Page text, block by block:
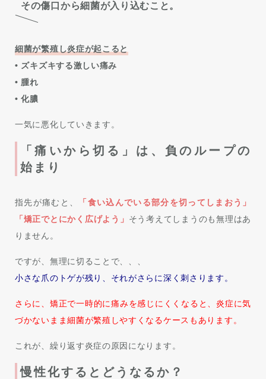
その傷口から細菌が入り込むこと。
細菌が繁殖し炎症が起こると
• ズキズキする激しい痛み
• 腫れ
• 化膿
一気に悪化していきます。
「痛いから切る」は、負のループの
始まり
指先が痛むと、
「食い込んでいる部分を切ってしまおう」
「矯正でとにかく広げよう」 そう考えてしまうのも無理はあ
りません。
ですが、無理に切ることで、、、
小さな爪のトゲが残り、それがさらに深く刺さります。
さらに、矯正で一時的に痛みを感じにくくなると、炎症に気
づかないまま細菌が繁殖しやすくなるケースもあります。
これが、繰り返す炎症の原因になります。
慢性化するとどうなるか？